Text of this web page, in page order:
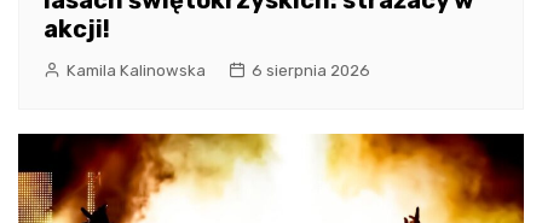
akcji!
Kamila Kalinowska 6 sierpnia 2026